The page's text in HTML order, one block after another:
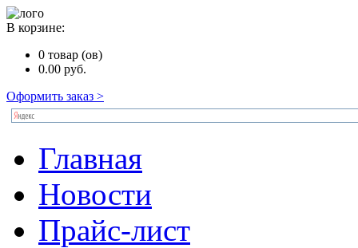
В корзине:
0 товар (ов)
0.00 руб.
Оформить заказ >
Главная
Новости
Прайс-лист